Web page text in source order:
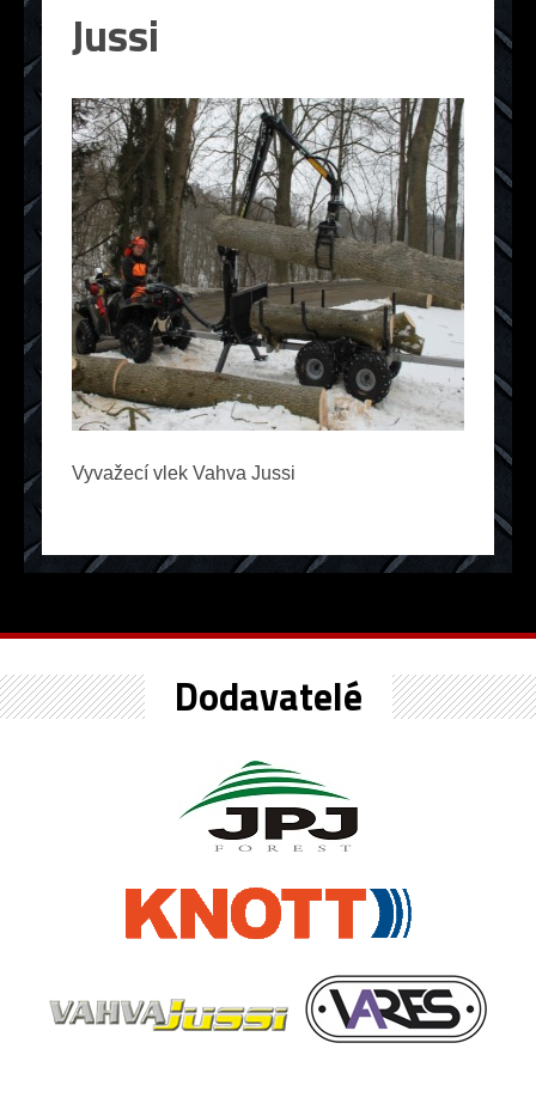
Jussi
Vyvažecí vlek Vahva Jussi
Dodavatelé